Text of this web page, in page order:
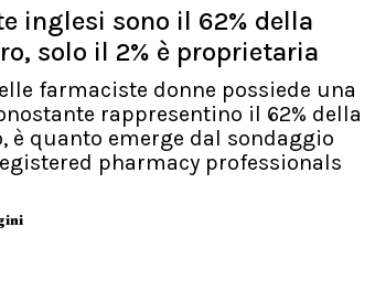
inglesi sono il 62% della
solo il 2% è proprietaria
farmaciste donne possiede una
rappresentino il 62% della
è quanto emerge dal sondaggio
pharmacy professionals